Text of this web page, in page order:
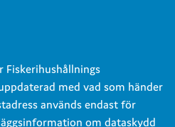
med vad som händer
används endast för
om dataskydd